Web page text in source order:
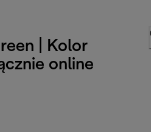
| Kolor
online